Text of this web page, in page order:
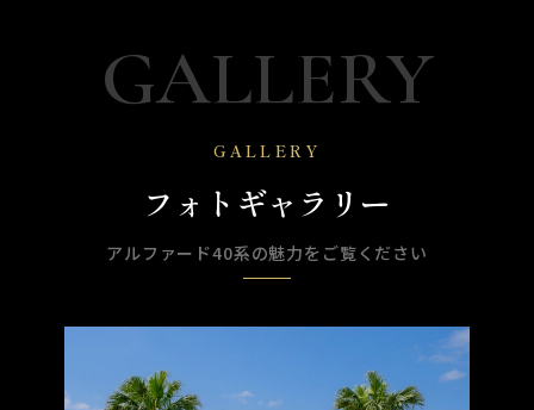
GALLERY
GALLERY
フォトギャラリー
アルファード40系の魅力をご覧ください